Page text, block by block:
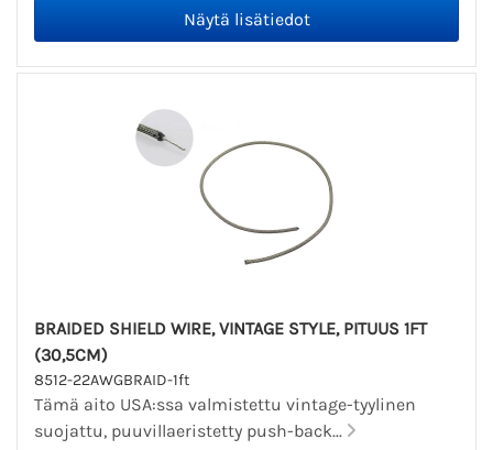
BRAIDED SHIELD WIRE, VINTAGE STYLE, PITUUS 1FT
(30,5CM)
8512-22AWGBRAID-1ft
Tämä aito USA:ssa valmistettu vintage-tyylinen
suojattu, puuvillaeristetty push-back...